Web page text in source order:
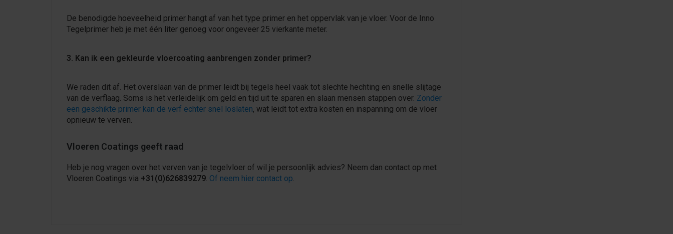
De benodigde hoeveelheid primer hangt af van het type primer en het oppervlak van je vloer. Voor de Inno
Tegelprimer heb je met één liter genoeg voor ongeveer 25 vierkante meter.
3. Kan ik een gekleurde vloercoating aanbrengen zonder primer?
We raden dit af. Het overslaan van de primer leidt bij tegels heel vaak tot slechte hechting en snelle slijtage
van de verflaag. Soms is het verleidelijk om geld en tijd uit te sparen en slaan mensen stappen over. Zonder
een geschikte primer kan de verf echter snel loslaten, wat leidt tot extra kosten en inspanning om de vloer
opnieuw te verven.
Vloeren Coatings geeft raad
Heb je nog vragen over het verven van je tegelvloer of wil je persoonlijk advies? Neem dan contact op met
Vloeren Coatings via +31(0)626839279. Of neem hier contact op.